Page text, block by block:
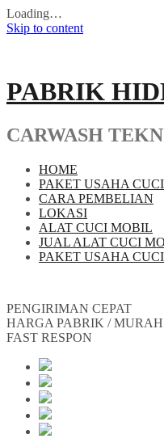
Loading…
Skip to content
PABRIK
CARWASH
HOME
PAKET USAHA
CARA PEMBELIAN
LOKASI
ALAT CUCI MOBIL
JUAL ALAT CUCI
PAKET USAHA
PENGIRIMAN CEPAT
HARGA PABRIK / MURAH
FAST RESPON